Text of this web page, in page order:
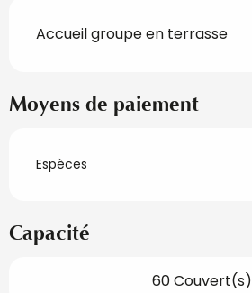
Accueil groupe en terrasse
Moyens de paiement
Espèces
Capacité
60 Couvert(s)